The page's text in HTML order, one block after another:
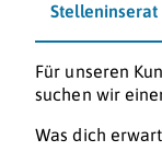
Stelleninserat
Für unseren
suchen wir
Was dich